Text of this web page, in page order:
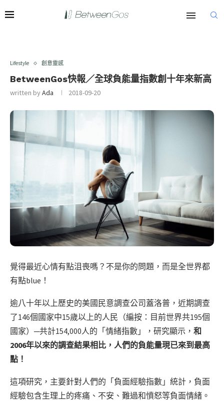
Lifestyle 創意靈感
BetweenGos快報／全球負能量指數創十年來新高
written byAda 2018-09-20
覺得最近心情有點沮喪嗎？不是你的問題，而是全世界都
有點blue！
逾八十年以上歷史的美國民意調查公司蓋洛普，近期調查
了146個國家中15歲以上的人民（編按：目前世界共195個
國家）─共計154,000人的「情緒指數」，研究顯示， 和
2006年以來的調查結果相比，人們的負能量現已來到最高
點！
這項研究，主要針對人們的「負面經驗指數」統計，負面
經驗包含生理上的疼痛、不安、難過和憤怒等負面情緒。